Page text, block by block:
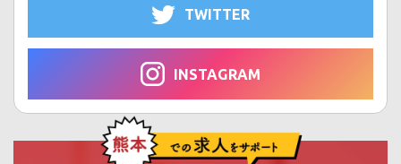
TWITTER
INSTAGRAM